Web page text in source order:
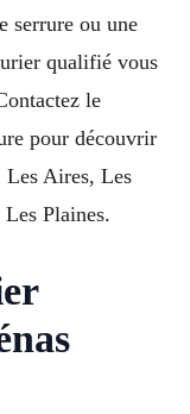
serrure ou une
qualifié vous
le
pour découvrir
Les Aires, Les
Plaines.